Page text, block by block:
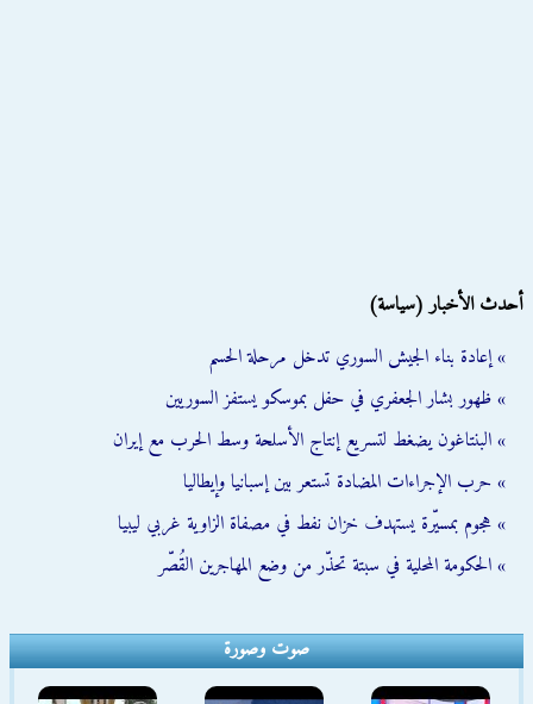
أحدث الأخبار (سياسة)
» إعادة بناء الجيش السوري تدخل مرحلة الحسم
» ظهور بشار الجعفري في حفل بموسكو يستفز السوريين
» البنتاغون يضغط لتسريع إنتاج الأسلحة وسط الحرب مع إيران
» حرب الإجراءات المضادة تستعر بين إسبانيا وإيطاليا
» هجوم بمسيّرة يستهدف خزان نفط في مصفاة الزاوية غربي ليبيا
» الحكومة المحلية في سبتة تحذّر من وضع المهاجرين القُصّر
صوت وصورة